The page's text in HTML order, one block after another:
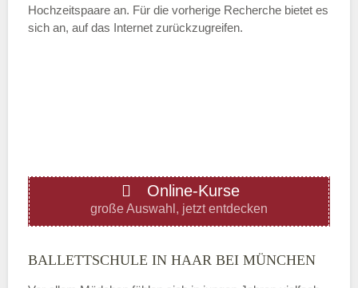
ÖFFNUNGSZEITEN HINZUFÜGEN
Donnerstag
—
Hochzeitspaare an. Für die vorherige Recherche bietet es
sich an, auf das Internet zurückzugreifen.
Online-Kurse
große Auswahl, jetzt entdecken
BALLETTSCHULE IN HAAR BEI MÜNCHEN